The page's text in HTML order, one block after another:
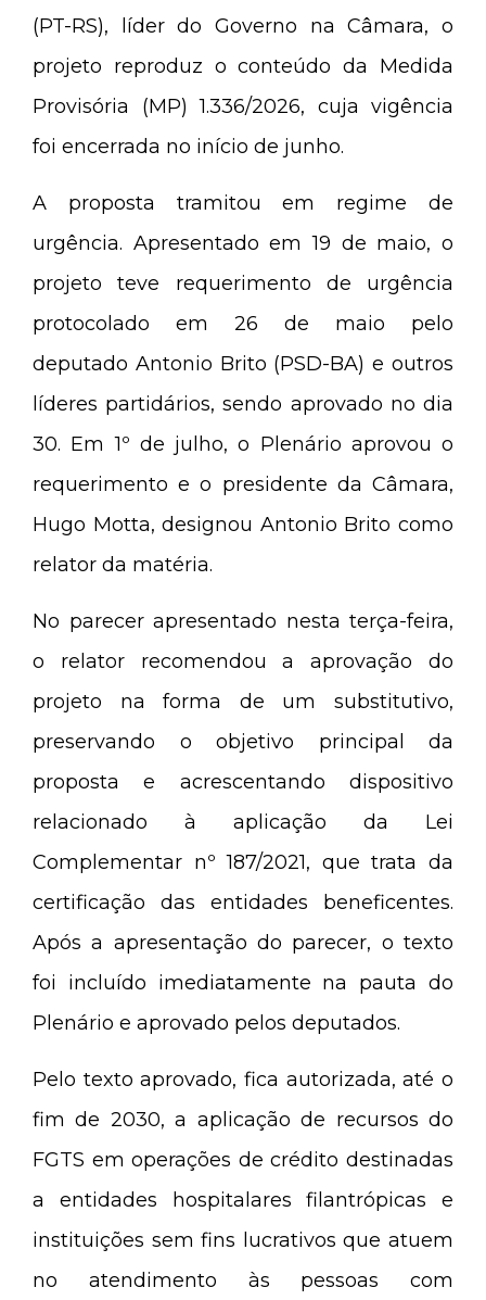
(PT-RS), líder do Governo na Câmara, o
projeto reproduz o conteúdo da Medida
Provisória (MP) 1.336/2026, cuja vigência
foi encerrada no início de junho.
A proposta tramitou em regime de
urgência. Apresentado em 19 de maio, o
projeto teve requerimento de urgência
protocolado em 26 de maio pelo
deputado Antonio Brito (PSD-BA) e outros
líderes partidários, sendo aprovado no dia
30. Em 1º de julho, o Plenário aprovou o
requerimento e o presidente da Câmara,
Hugo Motta, designou Antonio Brito como
relator da matéria.
No parecer apresentado nesta terça-feira,
o relator recomendou a aprovação do
projeto na forma de um substitutivo,
preservando o objetivo principal da
proposta e acrescentando dispositivo
relacionado à aplicação da Lei
Complementar nº 187/2021, que trata da
certificação das entidades beneficentes.
Após a apresentação do parecer, o texto
foi incluído imediatamente na pauta do
Plenário e aprovado pelos deputados.
Pelo texto aprovado, fica autorizada, até o
fim de 2030, a aplicação de recursos do
FGTS em operações de crédito destinadas
a entidades hospitalares filantrópicas e
instituições sem fins lucrativos que atuem
no atendimento às pessoas com